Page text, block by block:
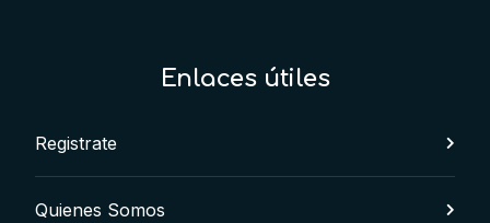
Enlaces útiles
Registrate
Quienes Somos